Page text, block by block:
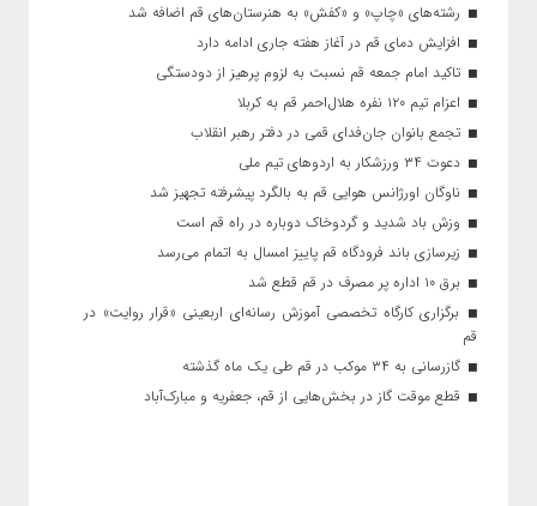
رشته‌های «چاپ» و «کفش» به هنرستان‌های قم اضافه شد
افزایش دمای قم در آغاز هفته جاری ادامه دارد
تاکید امام جمعه قم نسبت به لزوم پرهیز از دودستگی
اعزام تیم ۱۲۰ نفره هلال‌احمر قم به کربلا
تجمع بانوان جان‌فدای قمی در دفتر رهبر انقلاب
دعوت ۳۴ ورزشکار به اردوهای تیم ملی
ناوگان اورژانس هوایی قم به بالگرد پیشرفته تجهیز شد
وزش باد شدید و گردوخاک دوباره در راه قم است
زیرسازی باند فرودگاه قم پاییز امسال به اتمام می‌رسد
برق ۱۰ اداره پر مصرف در قم قطع شد
برگزاری کارگاه تخصصی آموزش رسانه‌ای اربعینی «قرار روایت» در
قم
گازرسانی به ۳۴ موکب در قم طی یک ماه گذشته
قطع موقت گاز در بخش‌هایی از قم، جعفریه و مبارک‌آباد